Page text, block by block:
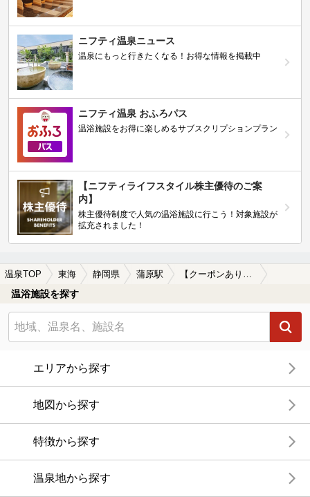
ニフティ温泉ニュース
温泉にもっと行きたくなる！お得な情報を掲載中
ニフティ温泉 おふろパス
温浴施設をお得に楽しめるサブスクリプションプラン
【ニフティライフスタイル株主優待のご案
内】
株主優待制度で人気の温浴施設に行こう！対象施設が
拡充されました！
温泉TOP 東海 静岡県 蒲原駅
温浴施設を探す
エリアから探す
地図から探す
特徴から探す
温泉地から探す